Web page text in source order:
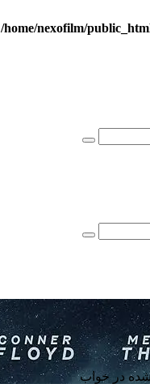
/home/nexofilm/
شده در خواب